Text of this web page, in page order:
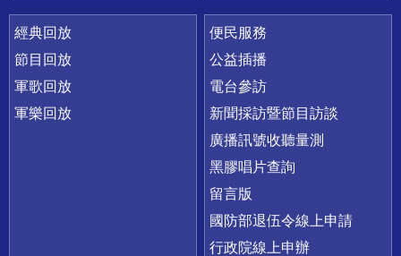
經典回放
節目回放
軍歌回放
軍樂回放
便民服務
公益插播
電台參訪
新聞採訪暨節目訪談
廣播訊號收聽量測
黑膠唱片查詢
留言版
國防部退伍令線上申請
行政院線上申辦